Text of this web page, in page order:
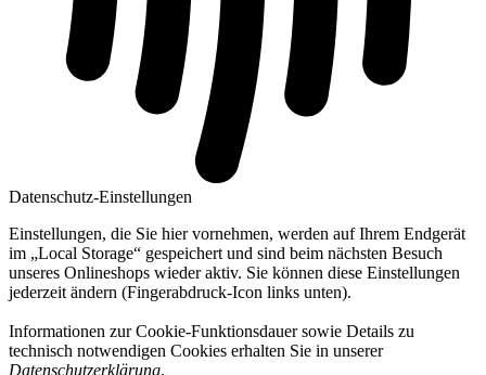
Datenschutz-Einstellungen
Einstellungen, die Sie hier vornehmen, werden auf Ihrem Endgerät
im „Local Storage“ gespeichert und sind beim nächsten Besuch
unseres Onlineshops wieder aktiv. Sie können diese Einstellungen
jederzeit ändern (Fingerabdruck-Icon links unten).
Informationen zur Cookie-Funktionsdauer sowie Details zu
technisch notwendigen Cookies erhalten Sie in unserer
Datenschutzerklärung.